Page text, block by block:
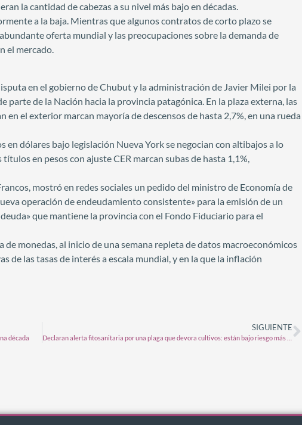
la cantidad de cabezas a su nivel más bajo en décadas.
a la baja. Mientras que algunos contratos de corto plazo se
oferta mundial y las preocupaciones sobre la demanda de
el mercado.
en el gobierno de Chubut y la administración de Javier Milei por la
parte de la Nación hacia la provincia patagónica. En la plaza externa, las
en el exterior marcan mayoría de descensos de hasta 2,7%, en una rueda
en dólares bajo legislación Nueva York se negocian con altibajos a lo
en pesos con ajuste CER marcan subas de hasta 1,1%,
mostró en redes sociales un pedido del ministro de Economía de
operación de endeudamiento consistente» para la emisión de un
que mantiene la provincia con el Fondo Fiduciario para el
de monedas, al inicio de una semana repleta de datos macroeconómicos
de las tasas de interés a escala mundial, y en la que la inflación
década
SIGUIENTE